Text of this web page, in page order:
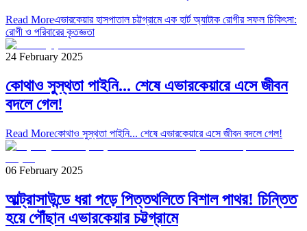
Read Moreএভারকেয়ার হাসপাতাল চট্টগ্রামে এক হার্ট অ্যাটাক রোগীর সফল চিকিৎসা:
রোগী ও পরিবারের কৃতজ্ঞতা
24 February 2025
কোথাও সুস্থতা পাইনি... শেষে এভারকেয়ারে এসে জীবন
বদলে গেল!
Read Moreকোথাও সুস্থতা পাইনি... শেষে এভারকেয়ারে এসে জীবন বদলে গেল!
06 February 2025
আল্ট্রাসাউন্ডে ধরা পড়ে পিত্তথলিতে বিশাল পাথর! চিন্তিত
হয়ে পৌঁছান এভারকেয়ার চট্টগ্রামে